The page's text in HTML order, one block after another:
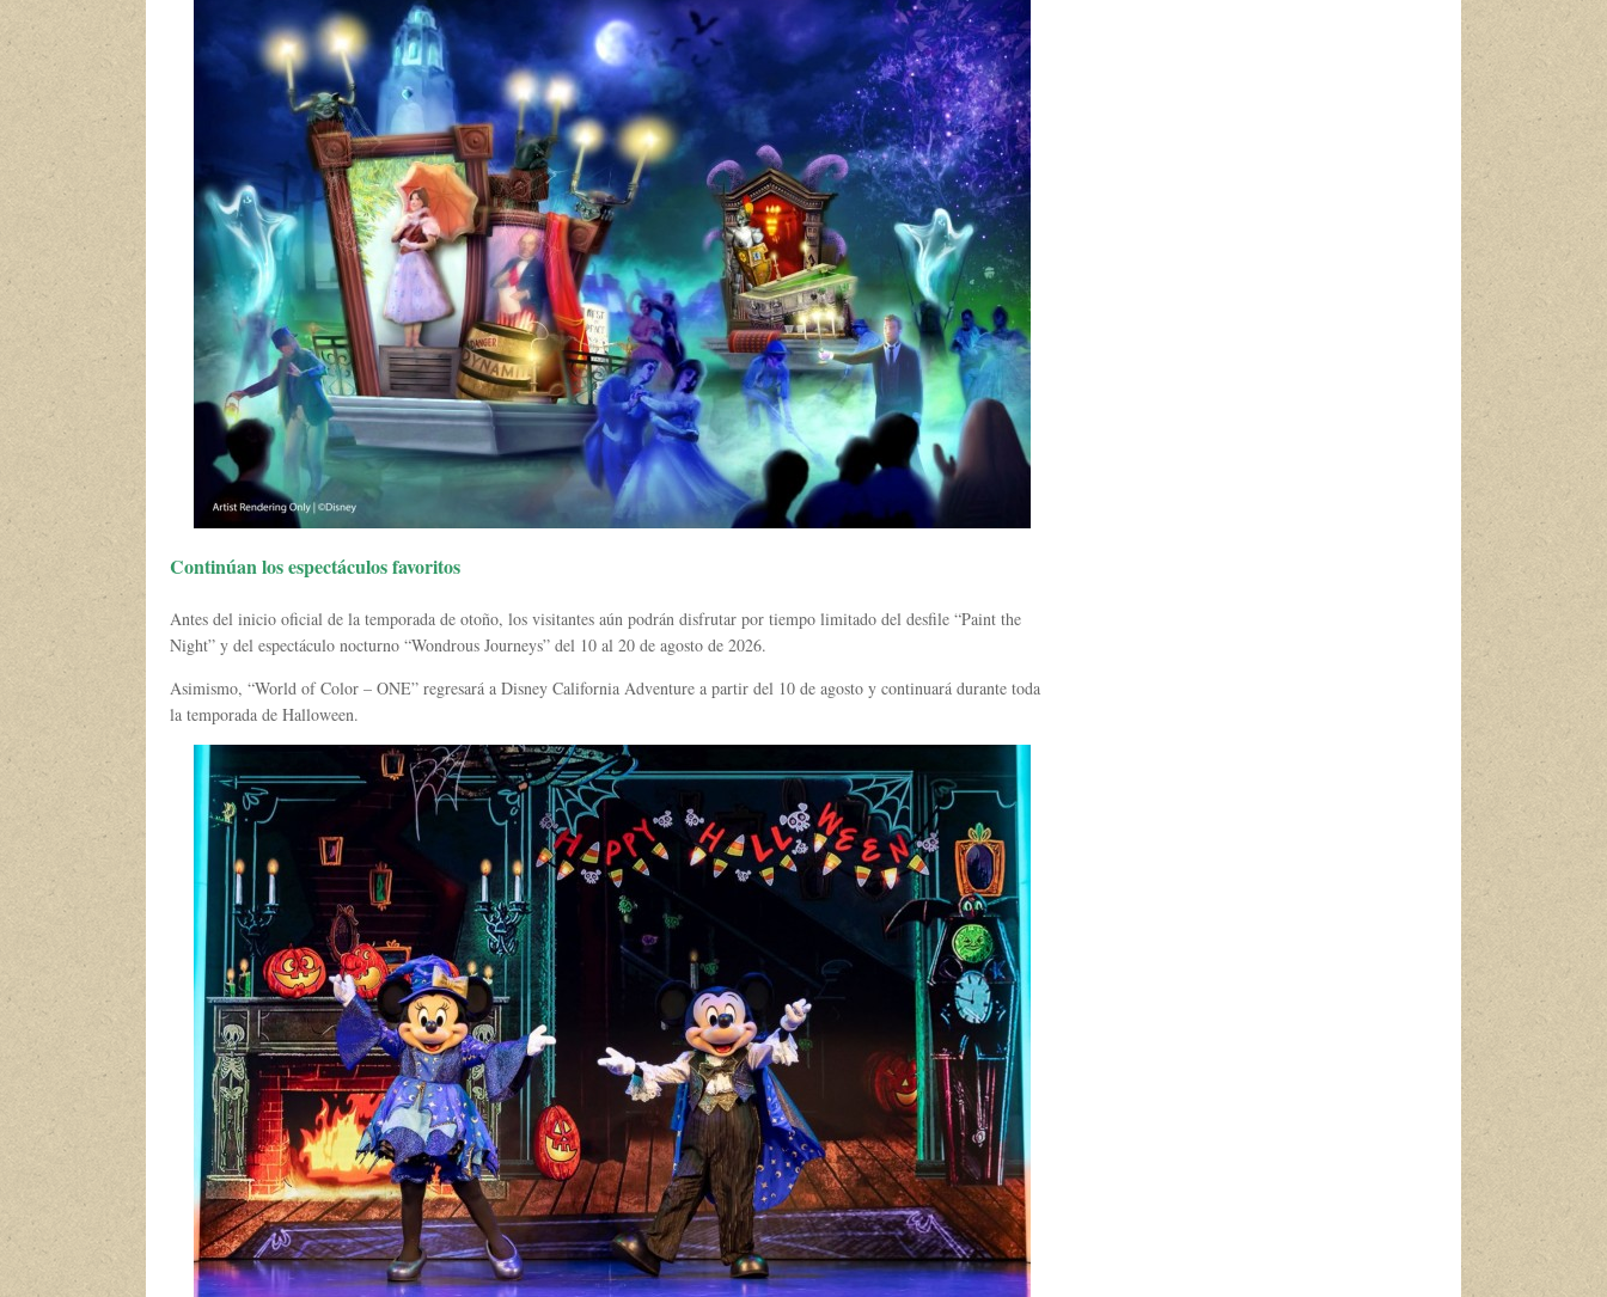
Continúan los espectáculos favoritos
Antes del inicio oficial de la temporada de otoño, los visitantes aún podrán disfrutar por tiempo limitado del desfile “Paint the
Night” y del espectáculo nocturno “Wondrous Journeys” del 10 al 20 de agosto de 2026.
Asimismo, “World of Color – ONE” regresará a Disney California Adventure a partir del 10 de agosto y continuará durante toda
la temporada de Halloween.